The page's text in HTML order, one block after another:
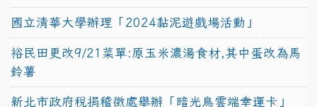
國立清華大學辦理「2024黏泥遊戲場活動」
裕民田更改9/21菜單:原玉米濃湯食材,其中蛋改為馬
鈴薯
新北市政府稅捐稽徵處舉辦「暗光鳥雲端幸運卡」